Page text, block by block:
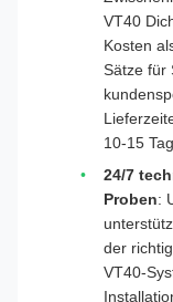
VT40
Kosten
Sätze für
10-15
24/7
Proben:
der
VT40-